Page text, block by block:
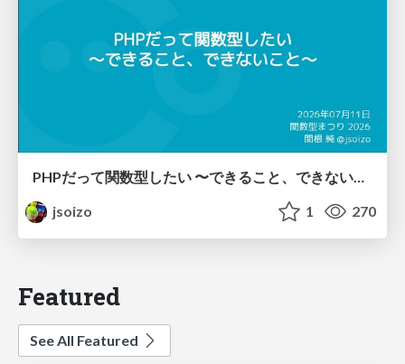
PHPだって関数型したい 〜できること、できないこと〜 / fp-in-php
jsoizo
1 270
Featured
See All Featured